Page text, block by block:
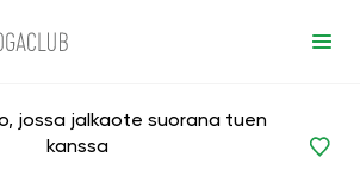
Makuuasennot selälläsi
jossa jalkaote suorana tuen
kanssa